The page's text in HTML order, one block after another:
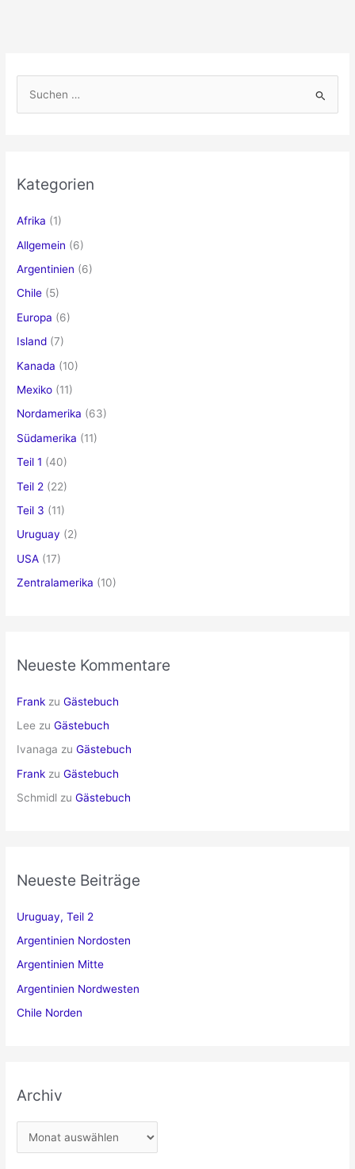
n
:
Kategorien
Afrika (1)
Allgemein (6)
Argentinien (6)
Chile (5)
Europa (6)
Island (7)
Kanada (10)
Mexiko (11)
Nordamerika (63)
Südamerika (11)
Teil 1 (40)
Teil 2 (22)
Teil 3 (11)
Uruguay (2)
USA (17)
Zentralamerika (10)
Neueste Kommentare
Frank zuGästebuch
Lee zuGästebuch
Ivanaga zuGästebuch
Frank zuGästebuch
Schmidl zuGästebuch
Neueste Beiträge
Uruguay, Teil 2
Argentinien Nordosten
Argentinien Mitte
Argentinien Nordwesten
Chile Norden
Archiv
r